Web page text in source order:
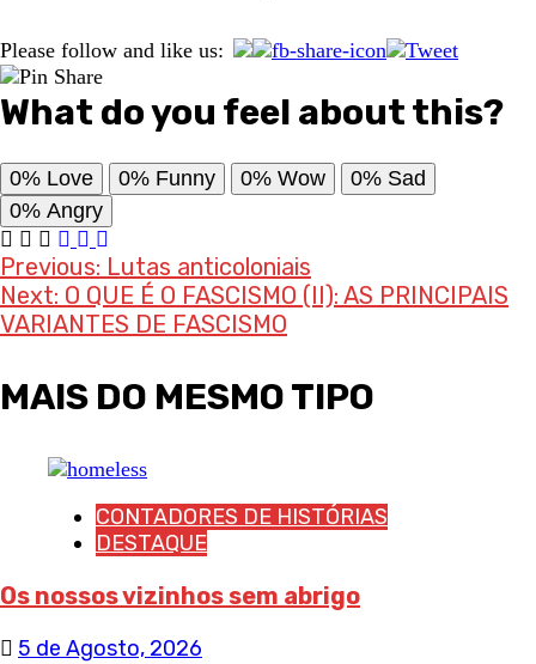
Please follow and like us:
What do you feel about this?
0% Love 0% Funny 0% Wow 0% Sad
0% Angry
Post
navigation
Previous: Lutas anticoloniais
Next: O QUE É O FASCISMO (II): AS PRINCIPAIS
VARIANTES DE FASCISMO
MAIS DO MESMO TIPO
CONTADORES DE HISTÓRIAS
DESTAQUE
Os nossos vizinhos sem abrigo
5 de Agosto, 2026